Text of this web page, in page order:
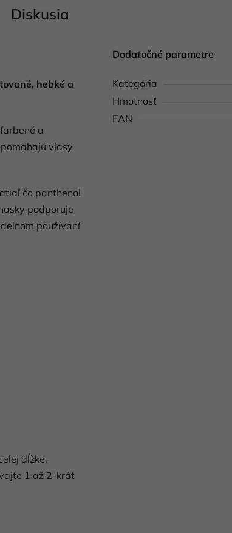
Diskusia
hebké a
a
vlasy
čo panthenol
podporuje
používaní
dĺžke.
1 až 2-krát
Dodatočné parametre
Kategória
Hmotnosť
EAN